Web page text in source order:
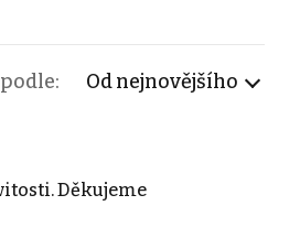
Od nejnovějšího
Děkujeme